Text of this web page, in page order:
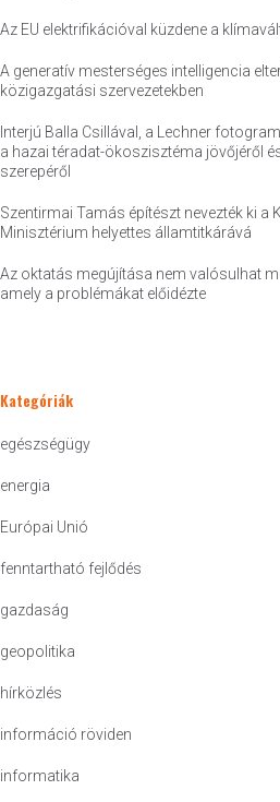
Az EU elektrifikációval küzdene a
A generatív mesterséges intelligencia
közigazgatási szervezetekben
Interjú Balla Csillával, a Lechner
a hazai téradat-ökoszisztéma jövőjéről
szerepéről
Szentirmai Tamás építészt nevezték ki a
Minisztérium helyettes államtitkárává
Az oktatás megújítása nem valósulhat
amely a problémákat előidézte
Kategóriák
egészségügy
energia
Európai Unió
fenntartható fejlődés
gazdaság
geopolitika
hírközlés
információ röviden
informatika